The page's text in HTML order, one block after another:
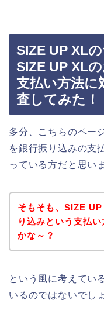
SIZE UP XL
SIZE UP XL
支払い方法に
査してみた！
多分、こちらのペー
を銀行振り込みの支
っている方だと思い
そもそも、SIZE
り込みという支払
かな～？
という風に考えてい
いるのではないでし